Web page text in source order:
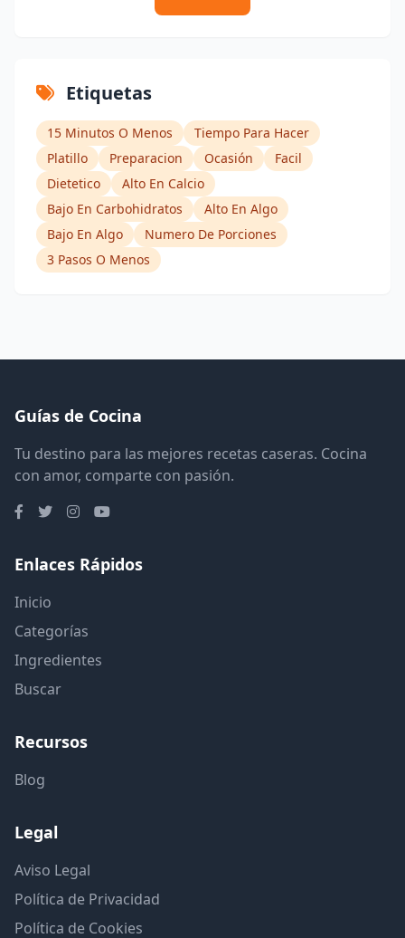
Etiquetas
15 Minutos O Menos
Tiempo Para Hacer
Platillo
Preparacion Ocasión
Facil
Dietetico
Alto En Calcio
Bajo En Carbohidratos
Alto En Algo
Bajo En Algo
Numero De Porciones
3 Pasos O Menos
Guías de Cocina
Tu destino para las mejores recetas caseras. Cocina
con amor, comparte con pasión.
Enlaces Rápidos
Inicio
Categorías
Ingredientes
Buscar
Recursos
Blog
Legal
Aviso Legal
Política de Privacidad
Política de Cookies